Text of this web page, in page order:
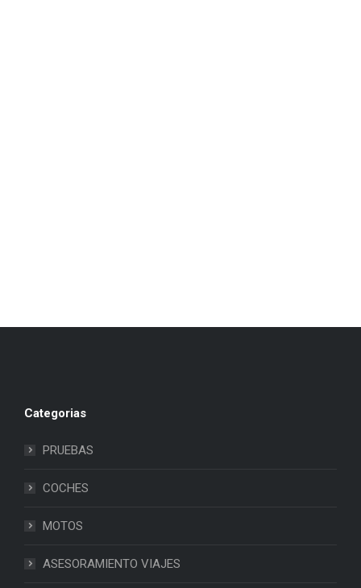
Categorias
PRUEBAS
COCHES
MOTOS
ASESORAMIENTO VIAJES